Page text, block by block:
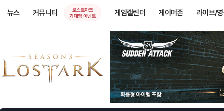
뉴스 커뮤니티
로스트아크
기대평 이벤트
게임캘린더 게이머존 라이브/